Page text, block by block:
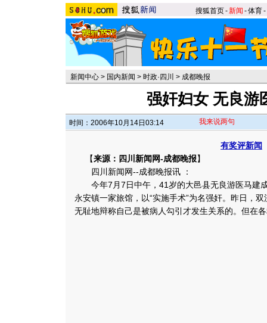
搜狐首页-新闻 -体育-
新闻中心 > 国内新闻 > 时政·四川 > 成都晚报
强奸妇女 无良游
时间：2006年10月14日03:14 我来说两句
有奖评新闻
【来源：四川新闻网-成都晚报】
四川新闻网--成都晚报讯 ：
今年7月7日中午，41岁的大邑县无良游医马建
永安镇一家旅馆，以“实施手术”为名强奸。昨日，
无耻地辩称自己是被病人勾引才发生关系的。 但在